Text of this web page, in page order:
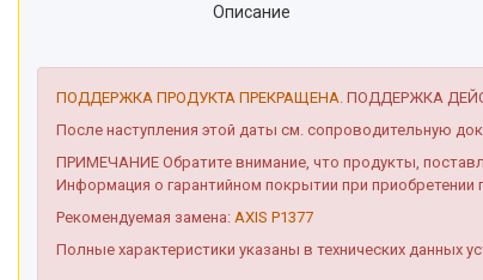
Описание
ПОДДЕРЖКА ПРОДУКТА ПРЕКРАЩЕНА. ПОДДЕРЖКА
После наступления этой даты см. сопроводительную
ПРИМЕЧАНИЕ Обратите внимание, что продукты,
Информация о гарантийном покрытии при
Рекомендуемая замена: AXIS P1377
Полные характеристики указаны в технических